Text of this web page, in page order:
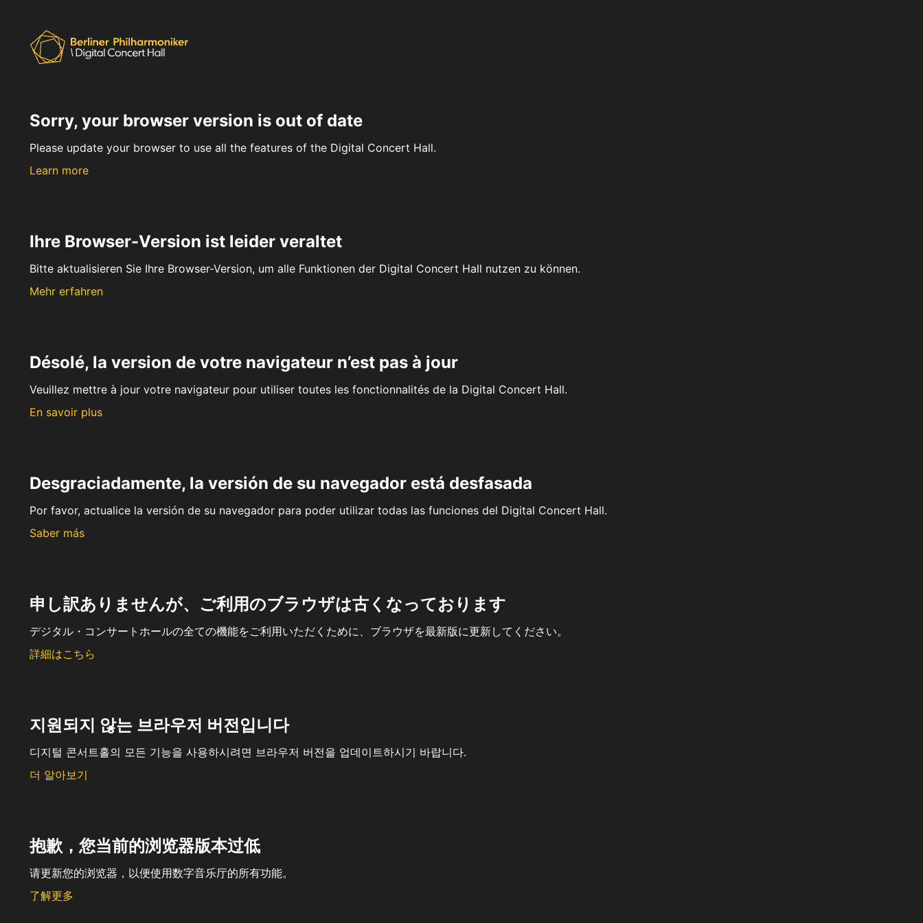
Sorry, your browser version is out of date
Please update your browser to use all the features of the Digital Concert Hall.
Learn more
Ihre Browser-Version ist leider veraltet
Bitte aktualisieren Sie Ihre Browser-Version, um alle Funktionen der Digital Concert Hall nutzen zu können.
Mehr erfahren
Désolé, la version de votre navigateur n’est pas à jour
Veuillez mettre à jour votre navigateur pour utiliser toutes les fonctionnalités de la Digital Concert Hall.
En savoir plus
Desgraciadamente, la versión de su navegador está desfasada
Por favor, actualice la versión de su navegador para poder utilizar todas las funciones del Digital Concert Hall.
Saber más
申し訳ありませんが、ご利用のブラウザは古くなっております
デジタル・コンサートホールの全ての機能をご利用いただくために、ブラウザを最新版に更新してください。
詳細はこちら
지원되지 않는 브라우저 버전입니다
디지털 콘서트홀의 모든 기능을 사용하시려면 브라우저 버전을 업데이트하시기 바랍니다.
더 알아보기
抱歉，您当前的浏览器版本过低
请更新您的浏览器，以便使用数字音乐厅的所有功能。
了解更多